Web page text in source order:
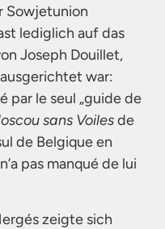
Sowjetunion
lediglich auf das
Joseph Douillet,
war:
par le seul „guide de
sans Voilesde
de Belgique en
pas manqué de lui
zeigte sich